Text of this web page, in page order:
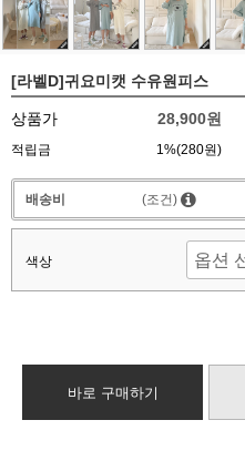
[라벨D]귀요미캣 수유원피스
상품가 28,900원
적립금 1%(280원)
배송비 (조건)
색상
바로 구매하기